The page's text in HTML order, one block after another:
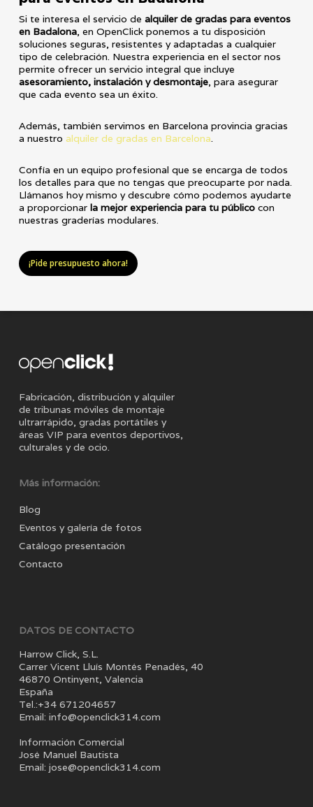
Si te interesa el servicio de alquiler de gradas para eventos
en Badalona, en OpenClick ponemos a tu disposición
soluciones seguras, resistentes y adaptadas a cualquier
tipo de celebración. Nuestra experiencia en el sector nos
permite ofrecer un servicio integral que incluye
asesoramiento, instalación y desmontaje, para asegurar
que cada evento sea un éxito.
Además, también servimos en Barcelona provincia gracias
a nuestro alquiler de gradas en Barcelona.
Confía en un equipo profesional que se encarga de todos
los detalles para que no tengas que preocuparte por nada.
Llámanos hoy mismo y descubre cómo podemos ayudarte
a proporcionarla mejor experiencia para tu público con
nuestras graderías modulares.
¡Pide presupuesto ahora!
Fabricación, distribución y alquiler
de tribunas móviles de montaje
ultrarrápido, gradas portátiles y
áreas VIP para eventos deportivos,
culturales y de ocio.
Más información:
Blog
Eventos y galería de fotos
Catálogo presentación
Contacto
DATOS DE CONTACTO
Harrow Click, S.L.
Carrer Vicent Lluís Montés Penadés, 40
46870 Ontinyent, Valencia
España
Tel.:+34 671204657
Email: info@openclick314.com
Información Comercial
José Manuel Bautista
Email: jose@openclick314.com